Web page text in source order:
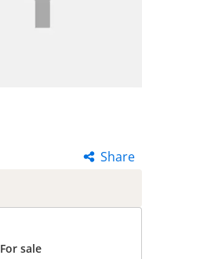
Share
For sale